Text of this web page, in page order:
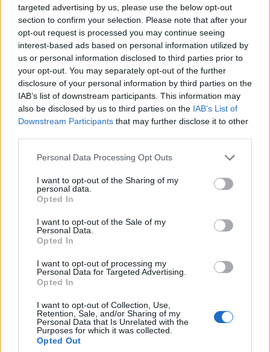
targeted advertising by us, please use the below opt-out
section to confirm your selection. Please note that after your
opt-out request is processed you may continue seeing
interest-based ads based on personal information utilized by
us or personal information disclosed to third parties prior to
your opt-out. You may separately opt-out of the further
disclosure of your personal information by third parties on the
IAB’s list of downstream participants. This information may
also be disclosed by us to third parties on the IAB’s List of
Downstream Participants that may further disclose it to other
Please note that this website/app uses one or more Google
not limited to your visit or usage behaviour. You may click to
grant or deny consent to Google and its third-party tags to
use your data for below specified purposes in below Google
consent section.
Personal Data Processing Opt Outs
I want to opt-out of the Sharing of my
personal data.
Opted In
I want to opt-out of the Sale of my
Personal Data.
Opted In
I want to opt-out of processing my
Personal Data for Targeted Advertising.
Opted In
I want to opt-out of Collection, Use,
Retention, Sale, and/or Sharing of my
Personal Data that Is Unrelated with the
Purposes for which it was collected.
Opted Out
hirdetés
AJÁNLÓ
Mi épül?
Hódmezővásárhely oktatási beruházás
református iskoláját
A Szőnyi Benjámin Általános Iskola fejlesztését a FERROÉP
kivitelezheti; a munkák csaknem egy évig tartanak majd.